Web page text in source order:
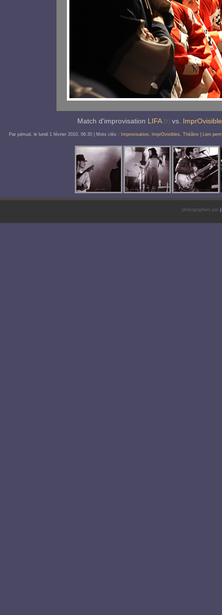
Match d'improvisation LIFA vs.
Par ȷulmud, le lundi 1 février 2010, 06:35 | Mots clés : Improvisation, ImprOvisibles ,Théâtre Lien
photographies par